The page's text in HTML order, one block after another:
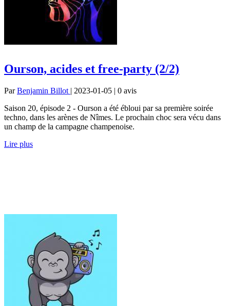
Ourson, acides et free-party (2/2)
ParBenjamin Billot | 2023-01-05 | 0 avis
Saison 20, épisode 2 - Ourson a été ébloui par sa première soirée
techno, dans les arènes de Nîmes. Le prochain choc sera vécu dans
un champ de la campagne champenoise.
Lire plus